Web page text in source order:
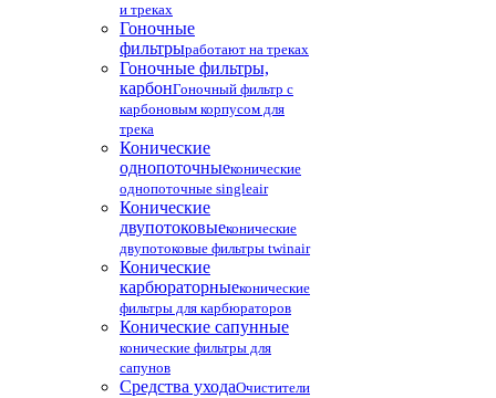
и треках
Гоночные
фильтрыработают на треках
Гоночные фильтры,
карбонГоночный фильтр с
карбоновым корпусом для
трека
Конические
однопоточныеконические
однопоточные singleair
Конические
двупотоковыеконические
двупотоковые фильтры twinair
Конические
карбюраторныеконические
фильтры для карбюраторов
Конические сапунные
конические фильтры для
сапунов
Средства уходаОчистители